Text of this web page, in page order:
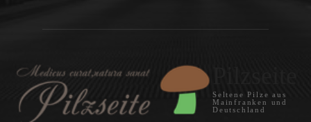
Seltene Pilze aus
Mainfranken und
Deutschland